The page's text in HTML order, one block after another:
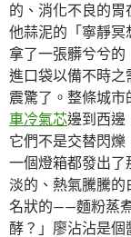
的、消化不良的
他蒜泥的「寧靜冥
拿了一張髒兮兮的
進口袋以備不時之
震驚了。整條城
車冷氣芯邊到西邊
它們不是交替閃
一個燈箱都發出了
淡的、熱氣騰騰的
名狀的——麵粉蒸
酵？」廖沾沾是個